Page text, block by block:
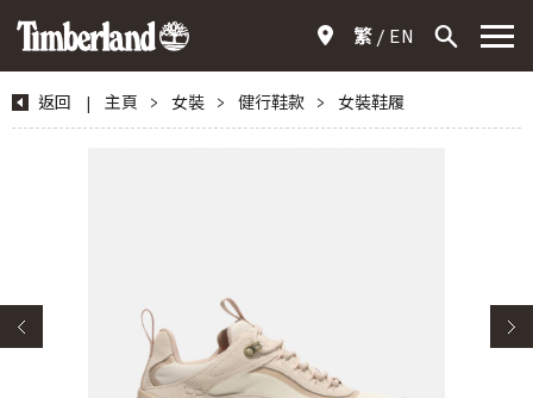
繁 EN
返回 | 主頁 > 女裝 > 健行鞋款 > 女裝鞋履